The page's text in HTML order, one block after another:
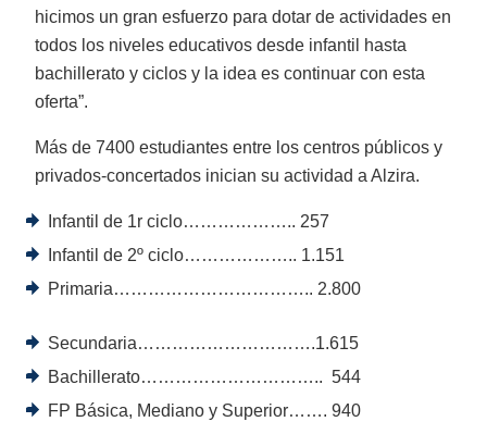
hicimos un gran esfuerzo para dotar de actividades en
todos los niveles educativos desde infantil hasta
bachillerato y ciclos y la idea es continuar con esta
oferta”.
Más de 7400 estudiantes entre los centros públicos y
privados-concertados inician su actividad a Alzira.
Infantil de 1r ciclo……………….. 257
Infantil de 2º ciclo……………….. 1.151
Primaria…………………………….. 2.800
Secundaria………………………….1.615
Bachillerato………………………….. 544
FP Básica, Mediano y Superior……. 940